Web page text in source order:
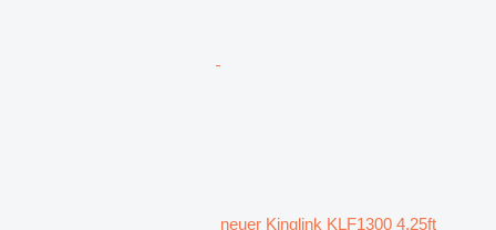
neuer Kinglink KLF1300 4.25ft